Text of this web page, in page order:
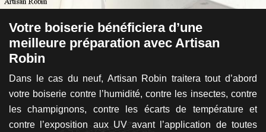
Votre boiserie bénéficiera d’une
meilleure préparation avec Artisan
Robin
Dans le cas du neuf, Artisan Robin traitera tout d’abord
votre boiserie contre l’humidité, contre les insectes, contre
les champignons, contre les écarts de température et
contre l’exposition aux UV avant l’application de toutes